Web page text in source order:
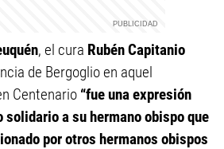
, el cura Rubén Capitanio
de Bergoglio en aquel
Centenario “fue una expresión
solidario a su hermano obispo que
por otros hermanos obispos